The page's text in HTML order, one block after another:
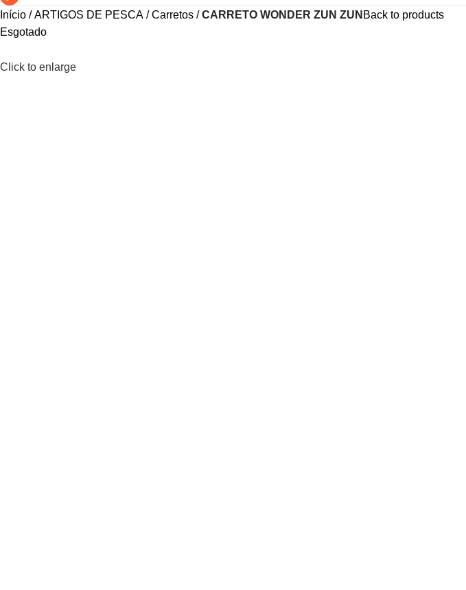
Início ARTIGOS DE PESCA Carretos CARRETO WONDER ZUN ZUN Back to products
Esgotado
Click to enlarge